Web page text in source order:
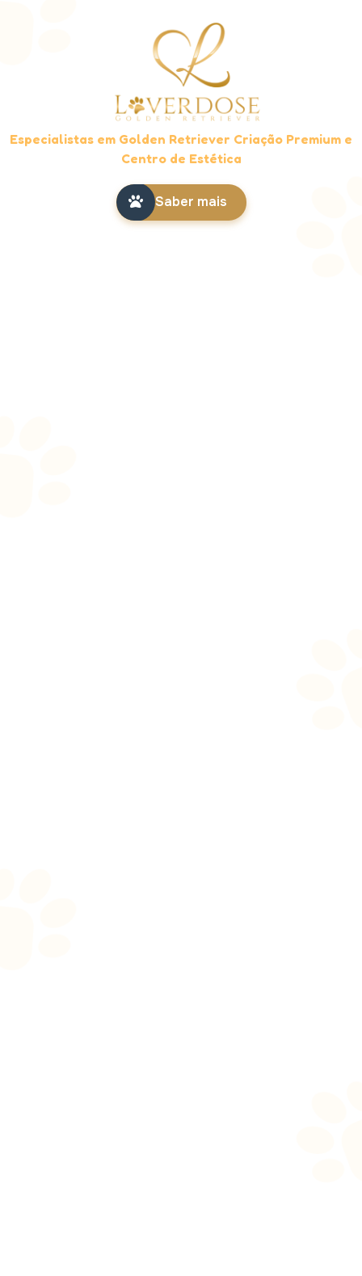
Especialistas em Golden Retriever Criação Premium e
Centro de Estética
Saber mais